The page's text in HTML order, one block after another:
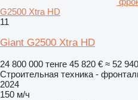
G2500 Xtra HD
11
Giant G2500 Xtra HD
24 800 000 тенге 45 820 € ≈ 52
Строительная техника -
2024
150 м/ч